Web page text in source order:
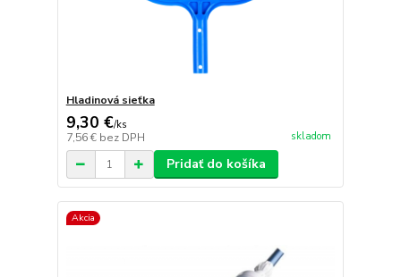
Hladinová sieťka
9,30 €/ks
7,56 € bez DPH skladom
Pridať do košíka
Akcia